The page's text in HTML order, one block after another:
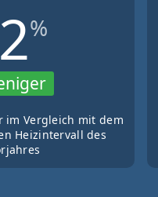
2%
im Vergleich mit dem
Heizintervall des